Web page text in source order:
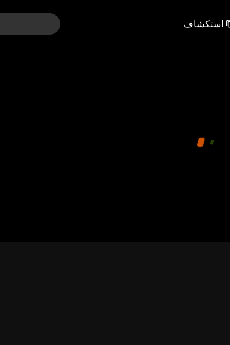
استكشاف
pay limit